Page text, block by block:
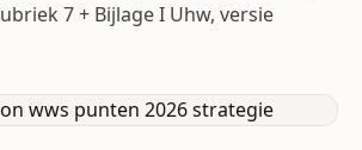
7 + Bijlage I Uhw, versie